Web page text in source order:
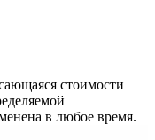
стоимости
в любое время.